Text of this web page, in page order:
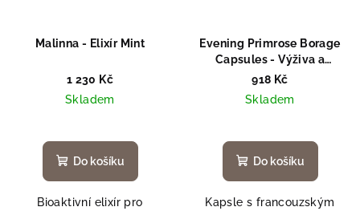
Malinna - Elixír Mint
1 230 Kč
Skladem
Do košíku
Bioaktivní elixír pro
Evening Primrose Borage
Capsules - Výživa a
regenerace zevnitř
918 Kč
Skladem
Do košíku
Kapsle s francouzským